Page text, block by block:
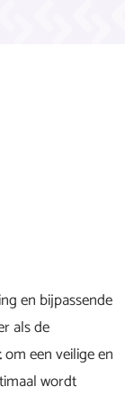
en bijpassende
als de
om een veilige en
wordt